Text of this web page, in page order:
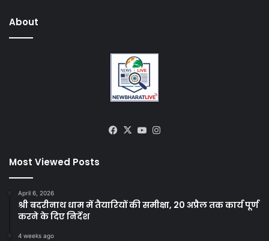
About
Facebook
X YouTube
Most Viewed Posts
April 6, 2026
श्री बदरीनाथ धाम में तैयारियों की समीक्षा, 20 अप्रैल तक कार्य पूर्ण
करने के दिए निर्देश
4 weeks ago